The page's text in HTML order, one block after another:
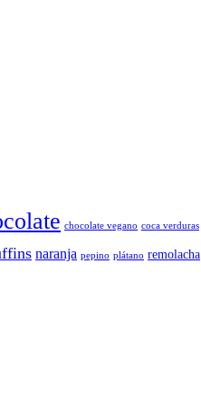
chocolate vegano coca verduras
naranja pepino plátano remolacha